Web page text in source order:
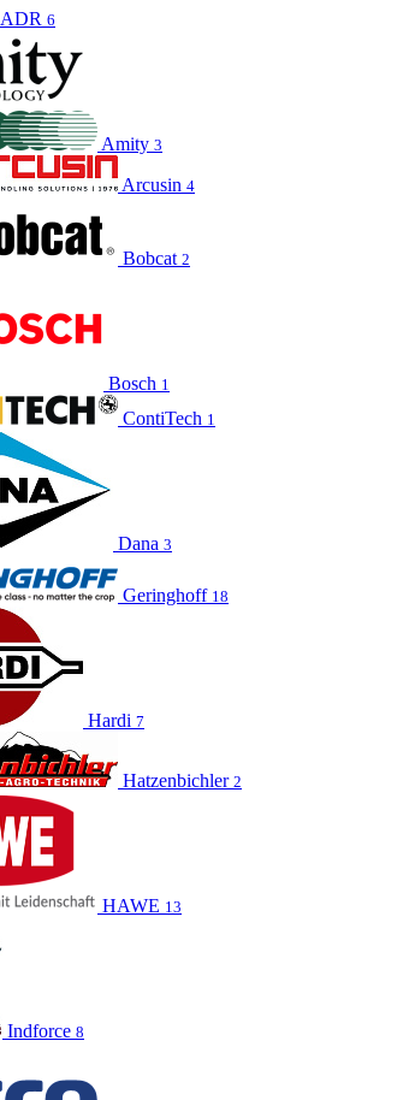
ADR 6
Amity 3
Arcusin 4
Bobcat 2
Bosch 1
ContiTech 1
Dana 3
Geringhoff 18
Hardi 7
Hatzenbichler 2
HAWE 13
Indforce 8